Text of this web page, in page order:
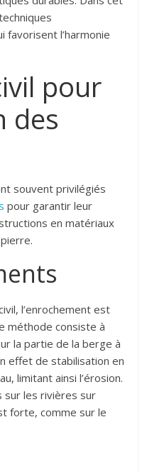
favorisent l’harmonie
pour
des
souvent privilégiés
pour garantir leur
en matériaux
l’enrochement est
méthode consiste à
la partie de la berge à
effet de stabilisation en
limitant ainsi l’érosion.
sur les rivières sur
forte, comme sur le